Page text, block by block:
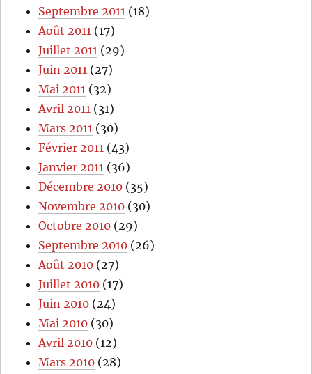
Septembre 2011 (18)
Août 2011 (17)
Juillet 2011 (29)
Juin 2011 (27)
Mai 2011 (32)
Avril 2011 (31)
Mars 2011 (30)
Février 2011 (43)
Janvier 2011 (36)
Décembre 2010 (35)
Novembre 2010 (30)
Octobre 2010 (29)
Septembre 2010 (26)
Août 2010 (27)
Juillet 2010 (17)
Juin 2010 (24)
Mai 2010 (30)
Avril 2010 (12)
Mars 2010 (28)